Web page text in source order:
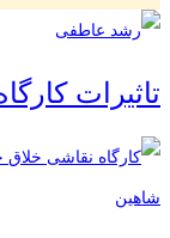
تاثیرات